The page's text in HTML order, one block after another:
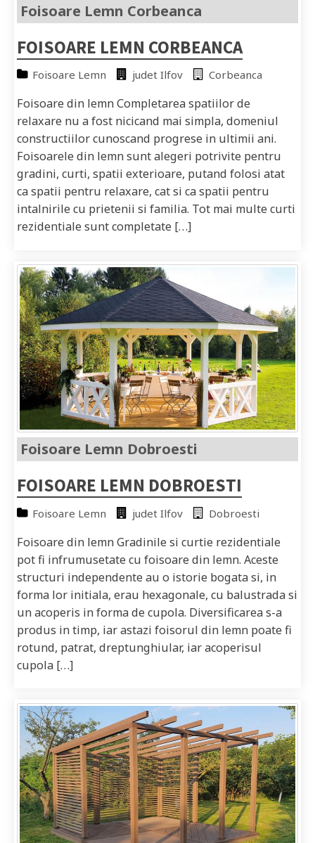
Foisoare Lemn Corbeanca
FOISOARE LEMN CORBEANCA
Foisoare Lemn judet Ilfov Corbeanca
Foisoare din lemn Completarea spatiilor de
relaxare nu a fost nicicand mai simpla, domeniul
constructiilor cunoscand progrese in ultimii ani.
Foisoarele din lemn sunt alegeri potrivite pentru
gradini, curti, spatii exterioare, putand folosi atat
ca spatii pentru relaxare, cat si ca spatii pentru
intalnirile cu prietenii si familia. Tot mai multe curti
rezidentiale sunt completate […]
Foisoare Lemn Dobroesti
FOISOARE LEMN DOBROESTI
Foisoare Lemn judet Ilfov Dobroesti
Foisoare din lemn Gradinile si curtie rezidentiale
pot fi infrumusetate cu foisoare din lemn. Aceste
structuri independente au o istorie bogata si, in
forma lor initiala, erau hexagonale, cu balustrada si
un acoperis in forma de cupola. Diversificarea s-a
produs in timp, iar astazi foisorul din lemn poate fi
rotund, patrat, dreptunghiular, iar acoperisul
cupola […]